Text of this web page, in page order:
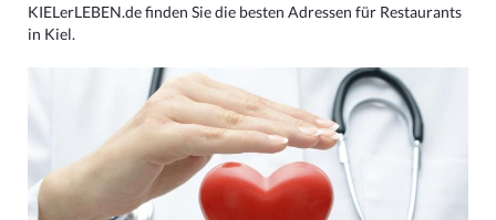
KIELerLEBEN.de finden Sie die besten Adressen für Restaurants
in Kiel.